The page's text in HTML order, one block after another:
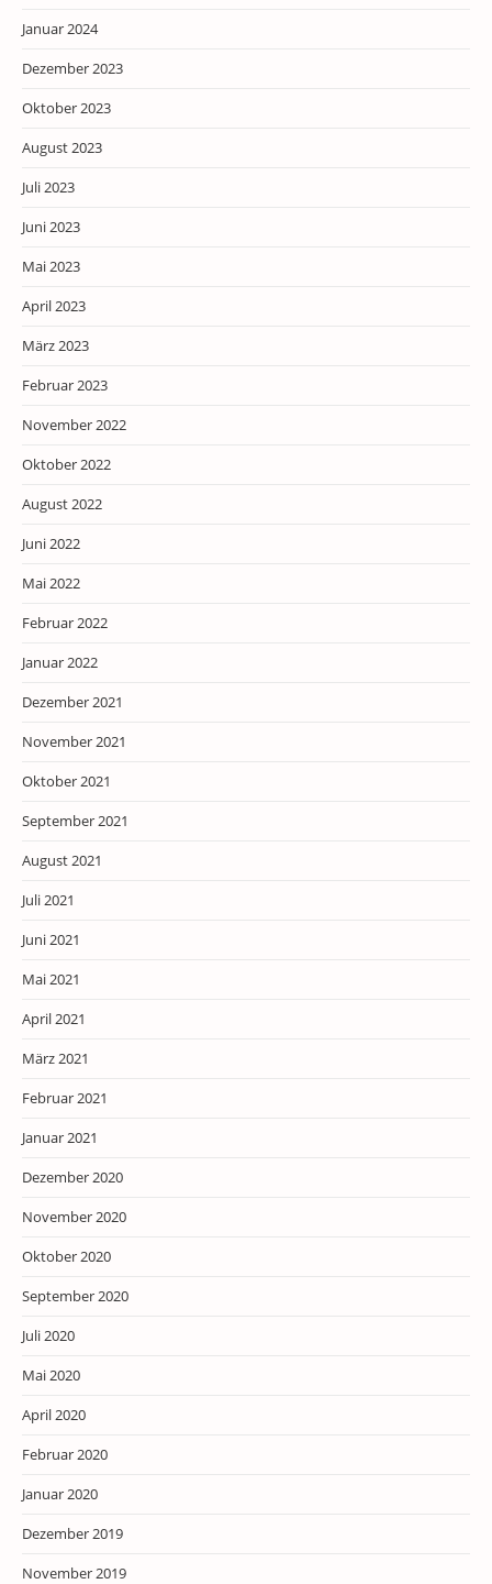
Januar 2024
Dezember 2023
Oktober 2023
August 2023
Juli 2023
Juni 2023
Mai 2023
April 2023
März 2023
Februar 2023
November 2022
Oktober 2022
August 2022
Juni 2022
Mai 2022
Februar 2022
Januar 2022
Dezember 2021
November 2021
Oktober 2021
September 2021
August 2021
Juli 2021
Juni 2021
Mai 2021
April 2021
März 2021
Februar 2021
Januar 2021
Dezember 2020
November 2020
Oktober 2020
September 2020
Juli 2020
Mai 2020
April 2020
Februar 2020
Januar 2020
Dezember 2019
November 2019